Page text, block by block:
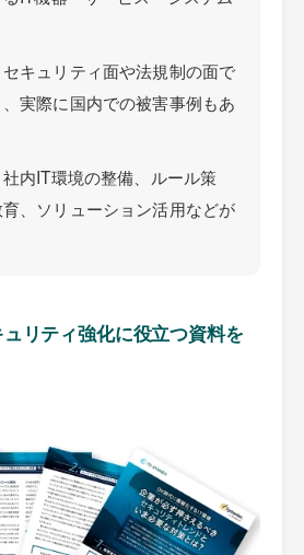
セキュリティ面や法規制の面で
実際に国内での被害事例もあ
社内IT環境の整備、ルール策
、ソリューション活用などが
リティ強化に役立つ資料を